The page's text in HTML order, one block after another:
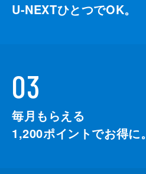
U-NEXTひとつでOK。
03
毎月もらえる
1,200ポイントでお得に。